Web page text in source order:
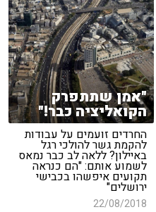
"אמן שתתפרק
הקואליציה כבר!"
החרדים זועמים על עבודות
להקמת גשר להולכי רגל
באיילון? ללאה לב כבר נמאס
לשמוע אותם: "הם כנראה
תקועים איפשהו בכבישי
ירושלים"
22/08/2018